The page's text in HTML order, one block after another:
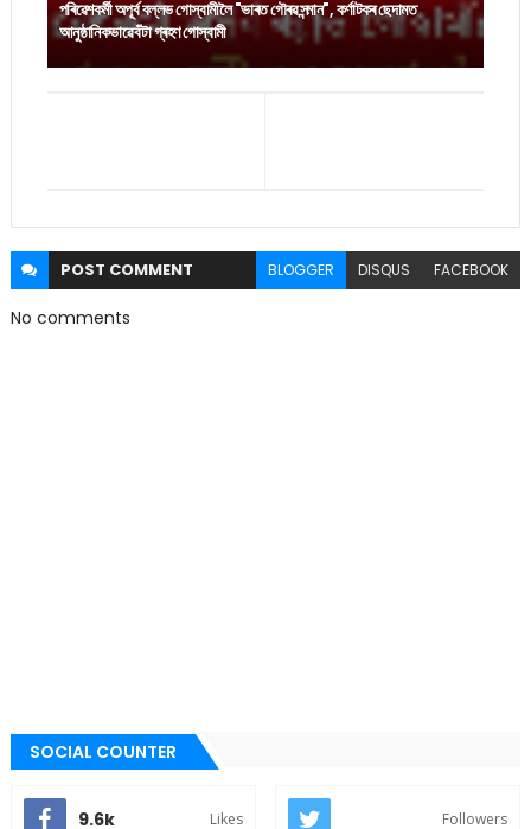
পৰিৱেশকৰ্মী অপূৰ্ব বল্লভ গোস্বামীলৈ "ভাৰত গৌৰৱ সন্মান", কৰ্ণাটকৰ ছেদামত
আনুষ্ঠানিকভাৱে বঁটা গ্ৰহণ গোস্বামী
POST COMMENT BLOGGER DISQUS FACEBOOK
No comments
SOCIAL COUNTER
9.6k Likes Followers